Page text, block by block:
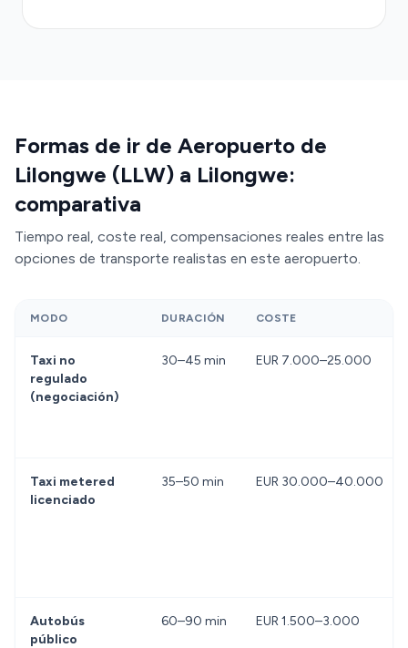
requieren traslado adicional desde paradas alejadas
y son lentos. Un conductor Transfeero dedicado,
con vehículo confirmado y tarifa transparente,
ofrece comodidad, tiempo garantizado y equipaje
asegurado sin negoción.
Formas de ir de Aeropuerto de
Lilongwe (LLW) a Lilongwe:
comparativa
Tiempo real, coste real, compensaciones reales entre las
opciones de transporte realistas en este aeropuerto.
MODO DURACIÓN COSTE
Taxi no
regulado
(negociación)
30–45 min EUR 7.000–25.000
Taxi metered
licenciado
35–50 min EUR 30.000–40.000
Autobús
público
60–90 min EUR 1.500–3.000